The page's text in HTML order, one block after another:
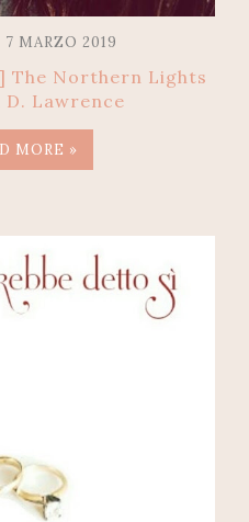
MARZO 2019
The Northern Lights
D. Lawrence
MORE »